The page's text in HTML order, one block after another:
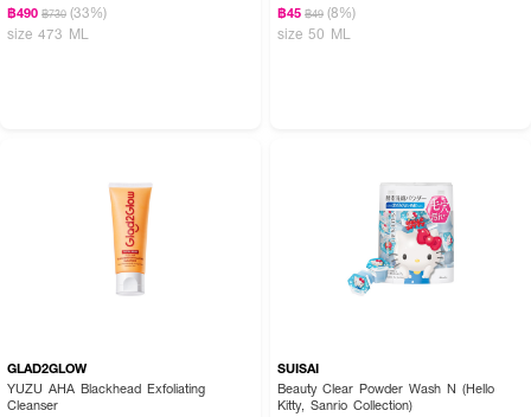
฿490 ฿730 (33%)
size 473 ML
฿45 ฿49 (8%)
size 50 ML
GLAD2GLOW
YUZU AHA Blackhead Exfoliating
Cleanser
SUISAI
Beauty Clear Powder Wash N (Hello
Kitty, Sanrio Collection)